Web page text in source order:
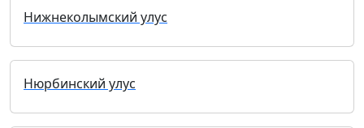
Нижнеколымский улус
Нюрбинский улус